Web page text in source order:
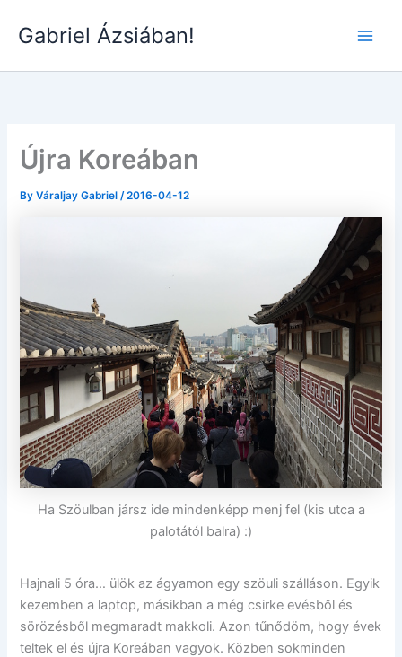
Gabriel Ázsiában!
Újra Koreában
ByVáraljay Gabriel/2016-04-12
Ha Szöulban jársz ide mindenképp menj fel (kis utca a
palotától balra) :)
Hajnali 5 óra… ülök az ágyamon egy szöuli szálláson. Egyik
kezemben a laptop, másikban a még csirke evésből és
sörözésből megmaradt makkoli. Azon tűnődöm, hogy évek
teltek el és újra Koreában vagyok. Közben sokminden